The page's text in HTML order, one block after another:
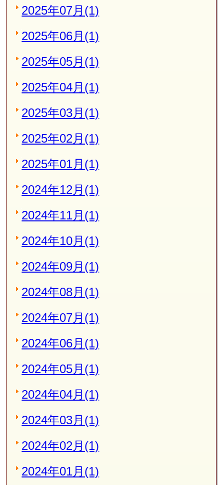
2025年07月(1)
2025年06月(1)
2025年05月(1)
2025年04月(1)
2025年03月(1)
2025年02月(1)
2025年01月(1)
2024年12月(1)
2024年11月(1)
2024年10月(1)
2024年09月(1)
2024年08月(1)
2024年07月(1)
2024年06月(1)
2024年05月(1)
2024年04月(1)
2024年03月(1)
2024年02月(1)
2024年01月(1)